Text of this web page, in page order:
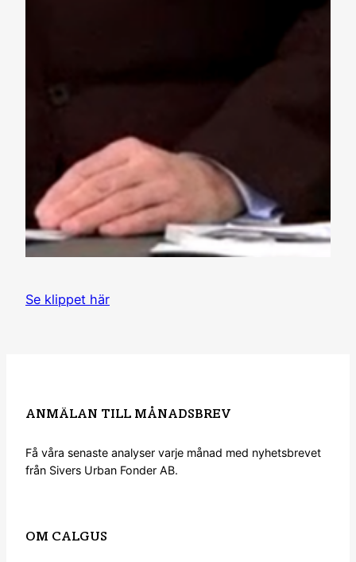
Se klippet här
ANMÄLAN TILL MÅNADSBREV
Få våra senaste analyser varje månad med nyhetsbrevet
från Sivers Urban Fonder AB.
OM CALGUS